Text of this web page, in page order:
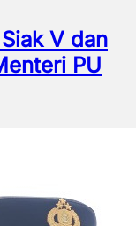
V dan
PU